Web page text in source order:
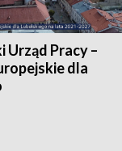
Pracy –
dla